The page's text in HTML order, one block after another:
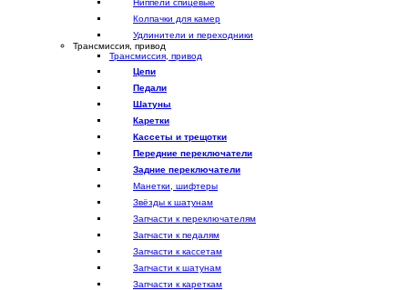
Ниппели спицевые
Колпачки для камер
Удлинители и переходники
Трансмиссия, привод
Трансмиссия, привод
Цепи
Педали
Шатуны
Каретки
Кассеты и трещотки
Передние переключатели
Задние переключатели
Манетки, шифтеры
Звёзды к шатунам
Запчасти к переключателям
Запчасти к педалям
Запчасти к кассетам
Запчасти к шатунам
Запчасти к кареткам